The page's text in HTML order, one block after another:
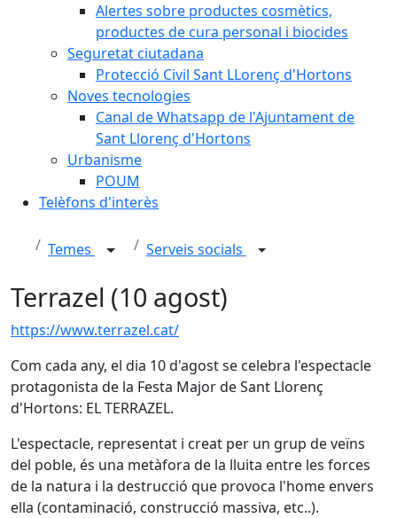
Alertes sobre productes cosmètics,
productes de cura personal i biocides
Seguretat ciutadana
Protecció Civil Sant LLorenç d'Hortons
Noves tecnologies
Canal de Whatsapp de l'Ajuntament de
Sant Llorenç d'Hortons
Urbanisme
POUM
Telèfons d'interès
Temes Serveis socials
Terrazel (10 agost)
https://www.terrazel.cat/
Com cada any, el dia 10 d'agost se celebra l'espectacle
protagonista de la Festa Major de Sant Llorenç
d'Hortons: EL TERRAZEL.
L'espectacle, representat i creat per un grup de veïns
del poble, és una metàfora de la lluita entre les forces
de la natura i la destrucció que provoca l'home envers
ella (contaminació, construcció massiva, etc..).